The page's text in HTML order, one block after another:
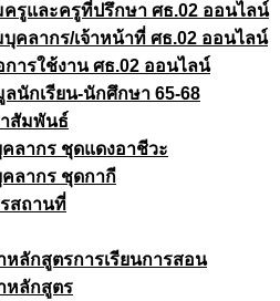
ครูและครูที่ปรึกษา ศธ.02 ออนไลน์
คลากร/เจ้าหน้าที่ ศธ.02 ออนไลน์
ารใช้งาน ศธ.02 ออนไลน์
นักเรียน-นักศึกษา 65-68
สัมพันธ์
ลากร ชุดแดงอาชีวะ
ลากร ชุดกากี
สถานที่
ลักสูตรการเรียนการสอน
หลักสูตร